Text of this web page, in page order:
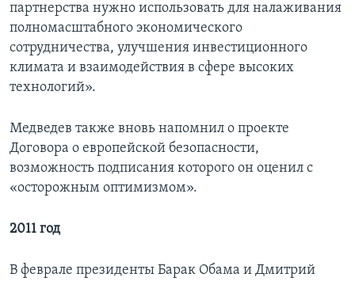
партнерства нужно использовать для налаживания
полномасштабного экономического
сотрудничества, улучшения инвестиционного
климата и взаимодействия в сфере высоких
технологий».
Медведев также вновь напомнил о проекте
Договора о европейской безопасности,
возможность подписания которого он оценил с
«осторожным оптимизмом».
2011 год
В феврале президенты Барак Обама и Дмитрий